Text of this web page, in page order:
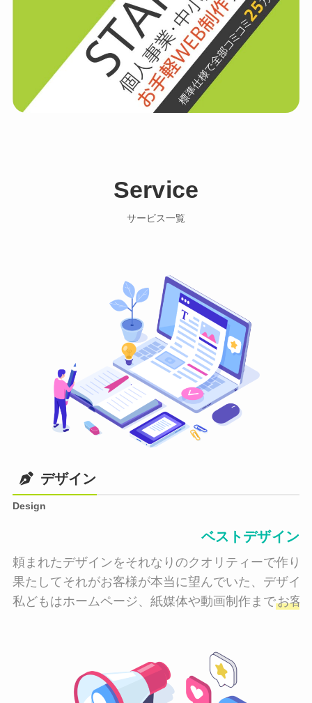
Service
サービス一覧
デザイン
Design
ベストデザイン
頼まれたデザインをそれなりのクオリティーで作り
果たしてそれがお客様が本当に望んでいた、デザイ
私どもはホームページ、紙媒体や動画制作までお客